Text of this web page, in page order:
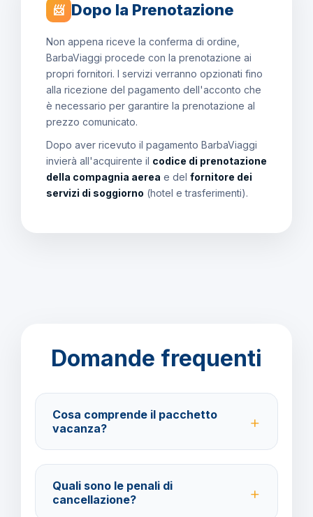
📨 Dopo la Prenotazione
Non appena riceve la conferma di ordine,
BarbaViaggi procede con la prenotazione ai
propri fornitori. I servizi verranno opzionati fino
alla ricezione del pagamento dell'acconto che
è necessario per garantire la prenotazione al
prezzo comunicato.
Dopo aver ricevuto il pagamento BarbaViaggi
invierà all'acquirente il codice di prenotazione
della compagnia aerea e del fornitore dei
servizi di soggiorno (hotel e trasferimenti).
Domande frequenti
Cosa comprende il pacchetto
vacanza?
trasferimenti, soggiorno con trattamento Pensione
Completa e assistenza BarbaViaggi.
Quali sono le penali di
cancellazione?